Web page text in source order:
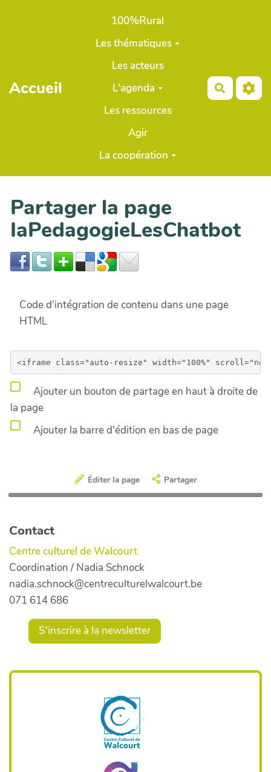
Aller au contenu principal
Accueil
100%Rural
Les thématiques
Les acteurs
L'agenda
Les ressources
Agir
La coopération
Partager la page
IaPedagogieLesChatbot
Code d'intégration de contenu dans une page
HTML
Ajouter un bouton de partage en haut à droite de
la page
Ajouter la barre d'édition en bas de page
Éditer la page Partager
Contact
Centre culturel de Walcourt
Coordination / Nadia Schnock
nadia.schnock@centreculturelwalcourt.be
071 614 686
S'inscrire à la newsletter